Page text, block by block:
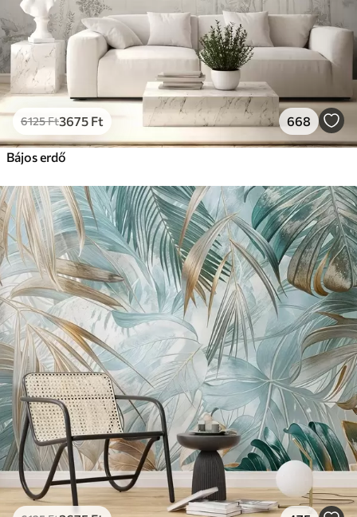
6125Ft3675 Ft 668
Bájos erdő